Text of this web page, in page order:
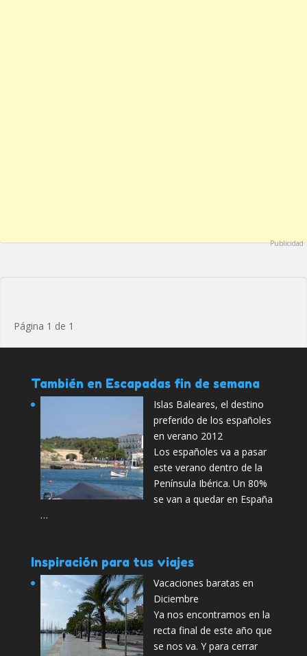
Publicidad
Página 1 de 1
También en Escapadas fin de semana
Islas Baleares, el destino
preferido de los españoles
en verano 2012
Los españoles va a pasar
este verano dentro de la
Península Ibérica. Un 80%
se van a quedar en España
…
Inspiración para tus viajes
Vacaciones baratas en
Diciembre
Ya nos encontramos en la
recta final de este año que
se nos va. Y para cerrar